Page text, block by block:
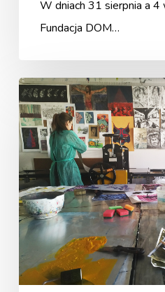
W dniach 31 sierpnia a
Fundacja DOM…
Patterns